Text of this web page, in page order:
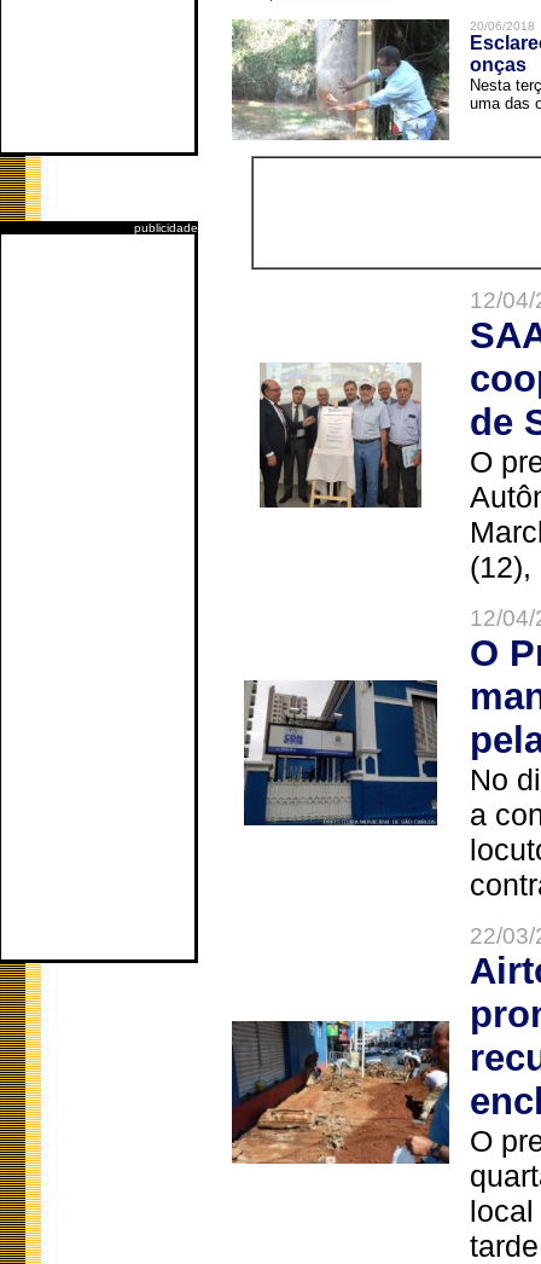
publicidade
20/06/2018
onças
Nesta
uma das
12/
de
O
(12),
12/
O
No
a
22/
O